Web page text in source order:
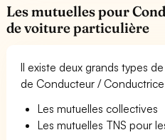
Les mutuelles pour
de voiture particulière
Il existe deux grands types
de Conducteur /
Les mutuelles collectives
Les mutuelles TNS pour